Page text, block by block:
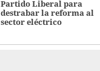
Partido Liberal para
destrabar la reforma al
sector eléctrico